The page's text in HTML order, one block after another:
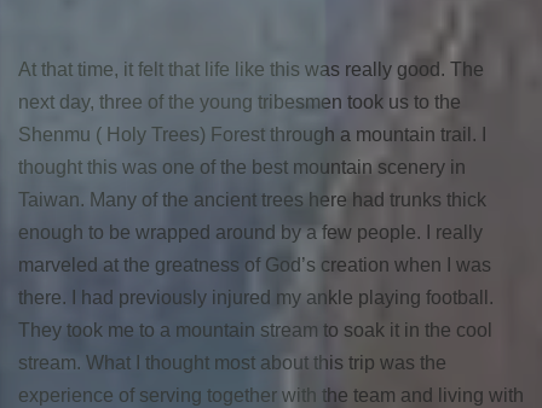
At that time, it felt that life like this was really good. The
next day, three of the young tribesmen took us to the
Shenmu ( Holy Trees) Forest through a mountain trail. I
thought this was one of the best mountain scenery in
Taiwan. Many of the ancient trees here had trunks thick
enough to be wrapped around by a few people. I really
marveled at the greatness of God’s creation when I was
there. I had previously injured my ankle playing football.
They took me to a mountain stream to soak it in the cool
stream. What I thought most about this trip was the
experience of serving together with the team and living with